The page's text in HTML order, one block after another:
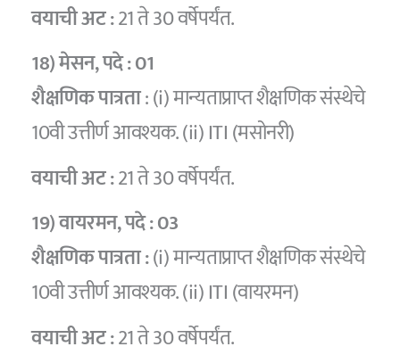
वयाची अट :21 ते 30 वर्षेपर्यंत.
18) मेसन, पदे :01
शैक्षणिक पात्रता: (i) मान्यताप्राप्त शैक्षणिक संस्थेचे
10वी उत्तीर्ण आवश्यक. (ii) ITI (मसोनरी)
वयाची अट :21 ते 30 वर्षेपर्यंत.
19) वायरमन, पदे :03
शैक्षणिक पात्रता :(i) मान्यताप्राप्त शैक्षणिक संस्थेचे
10वी उत्तीर्ण आवश्यक. (ii) ITI (वायरमन)
वयाची अट :21 ते 30 वर्षेपर्यंत.